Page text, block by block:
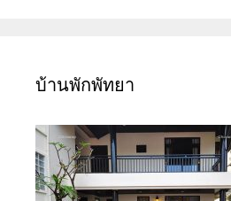
บ้านพักพัทยา